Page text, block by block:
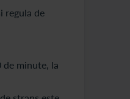
regula de
minute, la